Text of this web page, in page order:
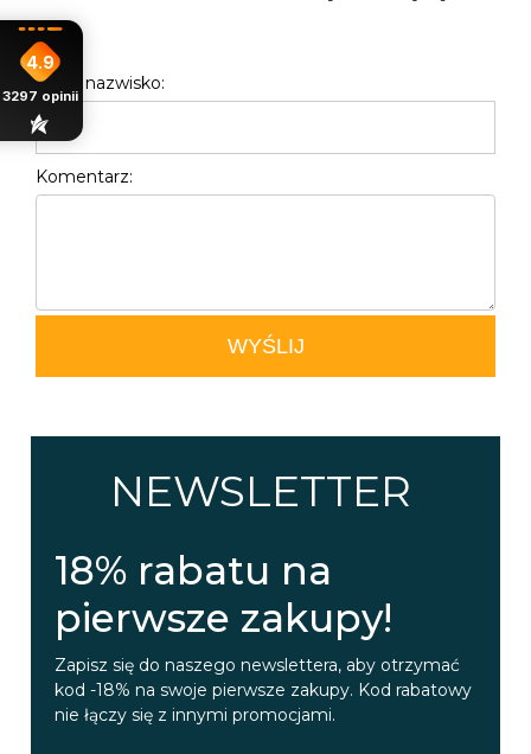
Imię i nazwisko:
Komentarz:
WYŚLIJ
NEWSLETTER
18% rabatu na
pierwsze zakupy!
Zapisz się do naszego newslettera, aby otrzymać
kod -18% na swoje pierwsze zakupy. Kod rabatowy
nie łączy się z innymi promocjami.
4.9
3297 opinii